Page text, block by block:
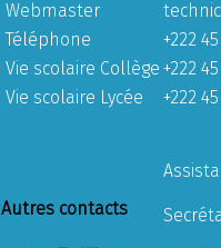
Webmaster
Téléphone
+222
Vie scolaire Collège +222
Vie scolaire Lycée
+222
Autres contacts